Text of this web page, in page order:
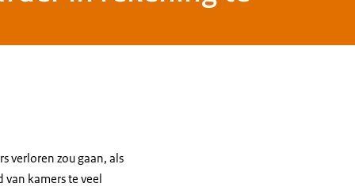
verloren zou gaan, als
kamers te veel